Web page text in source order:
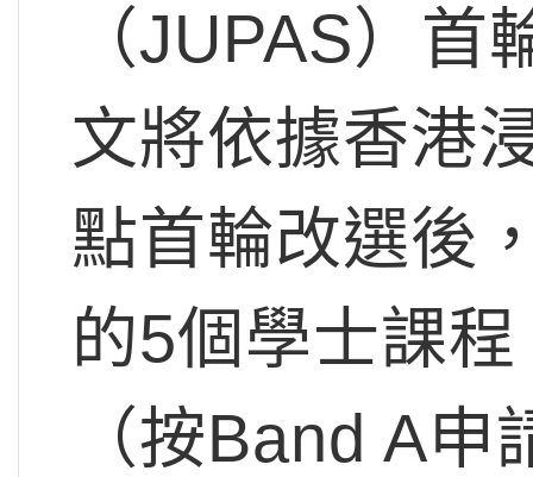
（JUPAS）
文將依據香港
點首輪改選後
的5個學士課
（按Band A